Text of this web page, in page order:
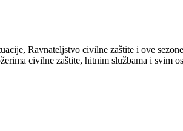
Ravnateljstvo civilne zaštite i ove sezone
civilne zaštite, hitnim službama i svim